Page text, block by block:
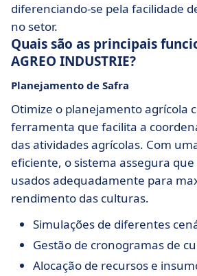
diferenciando-se pela facilidade
no setor.
Quais são as principais
AGREO INDUSTRIE?
Planejamento de Safra
Otimize o planejamento agrícola
ferramenta que facilita a
das atividades agrícolas. Com
eficiente, o sistema assegura
usados adequadamente para
rendimento das culturas.
Simulações de diferentes
Gestão de cronogramas de
Alocação de recursos e